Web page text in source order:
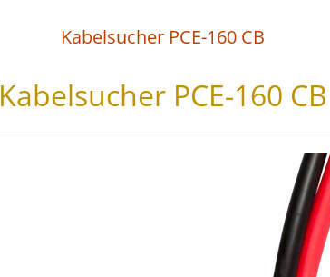
Kabelsucher PCE-160 CB
Kabelsucher PCE-160 CB